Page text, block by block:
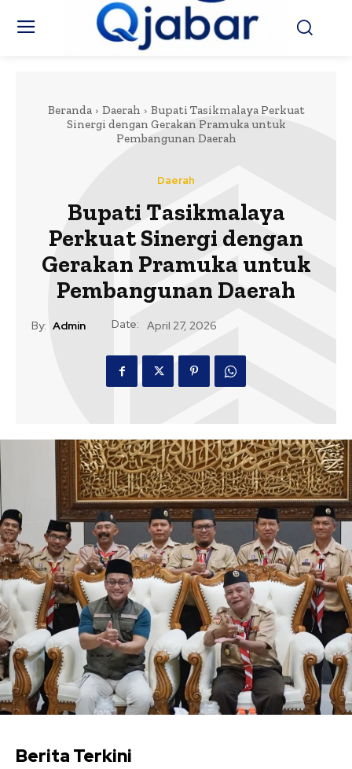
Beranda Daerah
Bupati Tasikmalaya Perkuat
Sinergi dengan Gerakan Pramuka untuk
Pembangunan Daerah
Daerah
Bupati Tasikmalaya
Perkuat Sinergi dengan
Gerakan Pramuka untuk
Pembangunan Daerah
By: Admin Date: April 27, 2026
Berita Terkini